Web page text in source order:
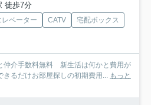
徒歩7分
レベーター CATV
宅配ボックス
仲介手数料無料 新生活は何かと費用が
きるだけお部屋探しの初期費用... もっと